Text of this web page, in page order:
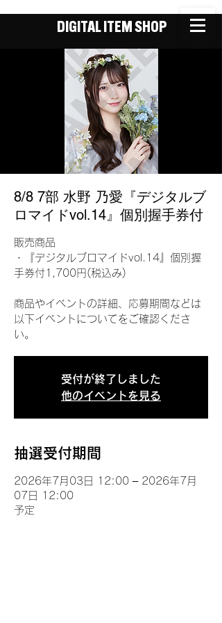
DIGITAL ITEM SHOP
8/8 7部 水野 乃愛『デジタルブ
ロマイドvol.14』個別握手券付
販売商品
・『デジタルブロマイドvol.14』個別握
手券付1,700円(税込み)
商品やイベントの詳細、応募期間などは
以下イベントについてをご確認くださ
い。
受付が終了しました
他のイベントを見る
抽選受付期間
2026年7月03日 12:00 – 2026年7月
07日 12:00
予定